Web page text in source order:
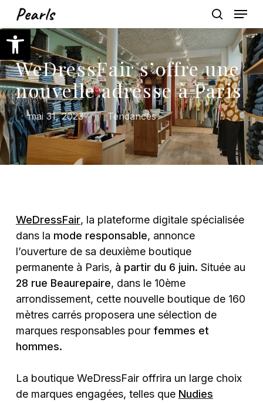
Ouvrir la barre d’outils
main
content
search
Menu
WeDressFair s’offre une
nouvelle adresse à Paris
mai 31, 2023 Tendances
WeDressFair, la plateforme digitale spécialisée
dans la mode responsable, annonce
l’ouverture de sa deuxième boutique
permanente à Paris, à partir du 6 juin. Située au
28 rue Beaurepaire, dans le 10ème
arrondissement, cette nouvelle boutique de 160
mètres carrés proposera une sélection de
marques responsables pour femmes et
hommes.
La boutique WeDressFair offrira un large choix
de marques engagées, telles que Nudies